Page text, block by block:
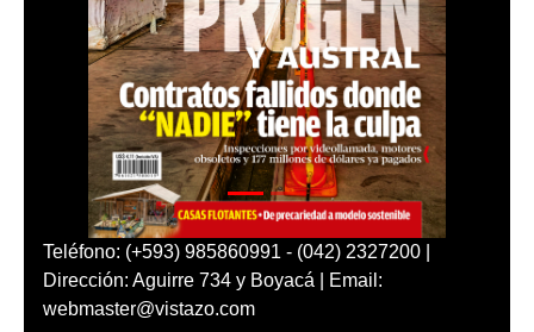
Teléfono: (+593) 985860991 - (042) 2327200 |
Dirección: Aguirre 734 y Boyacá | Email:
webmaster@vistazo.com